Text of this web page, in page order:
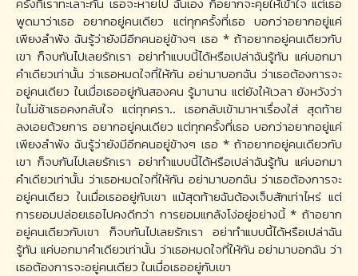
ครั้งที่เราทะเลาะกัน เธอจะหายไป ฉันเอง ก็อยากจะคุยให้เข้าใจ แต่เธอ
พูดมาว่าเธอ อยากอยู่คนเดียว แต่ทุกครั้งที่เธอ บอกว่าอยากอยู่แค่
เพียงลำพัง ฉันรู้ว่ายังมีอีกคนอยู่ข้างๆ เธอ * ถ้าอยากอยู่คนเดียวกับ
เขา ก็จบกันไปเลยรักเรา อย่าทำแบบนี้ได้หรือเปล่าฉันรู้ทัน แค่บอกมา
คำเดียวเท่านั้น ว่าเธอหมดใจที่ให้กัน อย่ามาบอกฉัน ว่าเธอต้องการจะ
อยู่คนเดียว ในเมื่อเธออยู่กันสองคน รู้มานาน แต่ยังให้เวลา ยังหวังว่า
ในไม่ช้าเธอคงกลับใจ แต่ทุกครา.. เธอกลับเข้ามาหาเรื่องใส่ สุดท้าย
ลงเอยด้วยการ อยากอยู่คนเดียว แต่ทุกครั้งที่เธอ บอกว่าอยากอยู่แค่
เพียงลำพัง ฉันรู้ว่ายังมีอีกคนอยู่ข้างๆ เธอ * ถ้าอยากอยู่คนเดียวกับ
เขา ก็จบกันไปเลยรักเรา อย่าทำแบบนี้ได้หรือเปล่าฉันรู้ทัน แค่บอกมา
คำเดียวเท่านั้น ว่าเธอหมดใจที่ให้กัน อย่ามาบอกฉัน ว่าเธอต้องการจะ
อยู่คนเดียว ในเมื่อเธออยู่กับเขา แม้สุดท้ายฉันต้องเจ็บสักเท่าไหร่ แต่
การยอมปล่อยเธอไปคงดีกว่า การยอมแกล้งโง่อยู่อย่างนี้ * ถ้าอยาก
อยู่คนเดียวกับเขา ก็จบกันไปเลยรักเรา อย่าทำแบบนี้ได้หรือเปล่าฉัน
รู้ทัน แค่บอกมาคำเดียวเท่านั้น ว่าเธอหมดใจที่ให้กัน อย่ามาบอกฉัน ว่า
เธอต้องการจะอยู่คนเดียว ในเมื่อเธออยู่กับเขา